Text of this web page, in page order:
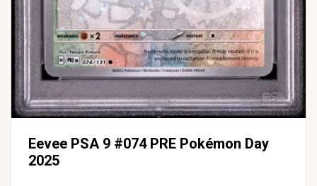
Eevee PSA 9 #074 PRE Pokémon Day
2025